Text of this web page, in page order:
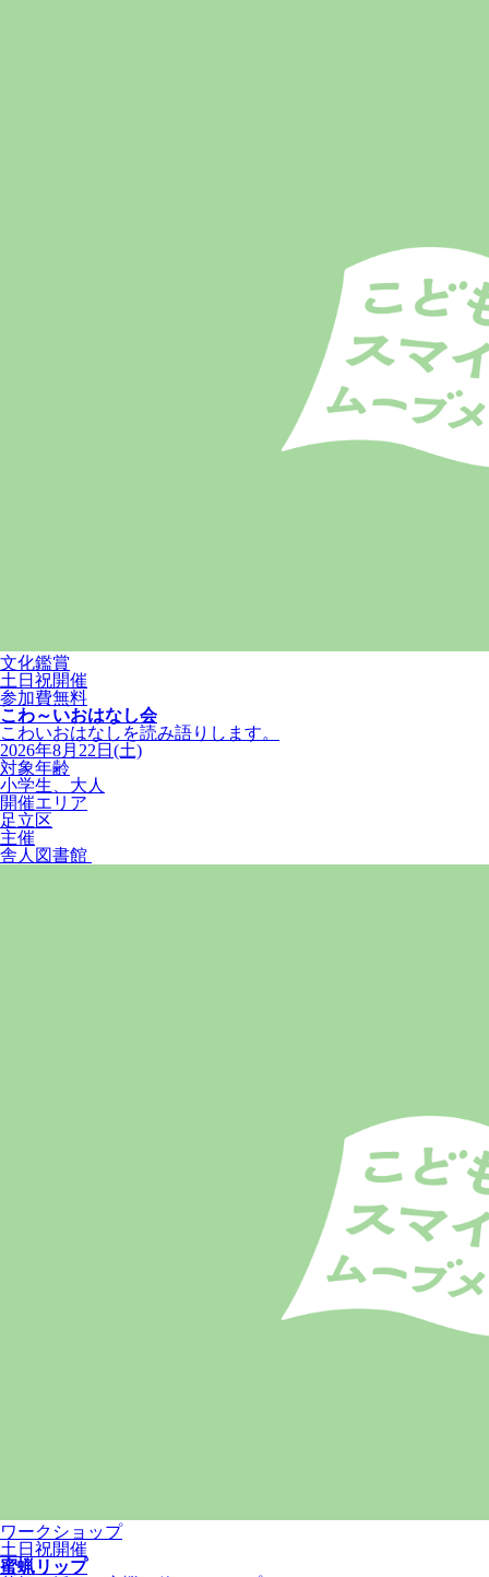
文化鑑賞
土日祝開催
参加費無料
こわ～いおはなし会
こわいおはなしを読み語りします。
2026年8月22日(土)
対象年齢
小学生、大人
開催エリア
足立区
主催
舎人図書館
ワークショップ
土日祝開催
蜜蝋リップ